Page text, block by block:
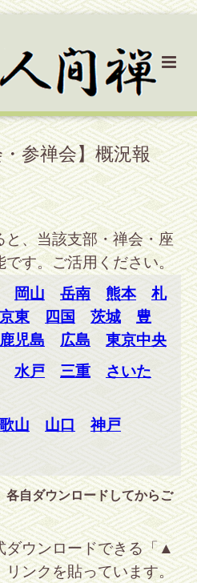
参禅会】概況報
、当該支部・禅会・座
す。ご活用ください。
岡山 岳南 熊本
札
東 四国 茨城
豊
鹿児島 広島
東京中央
水戸 三重
さいた
山 山口
神戸
各自ダウンロードしてからご
ダウンロードできる「▲
ンクを貼っています。